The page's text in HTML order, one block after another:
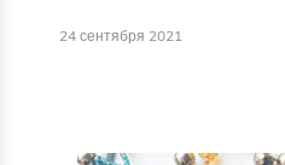
24 сентября 2021